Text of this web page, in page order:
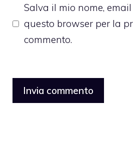
Salva il mio nome,
questo browser per la
commento.